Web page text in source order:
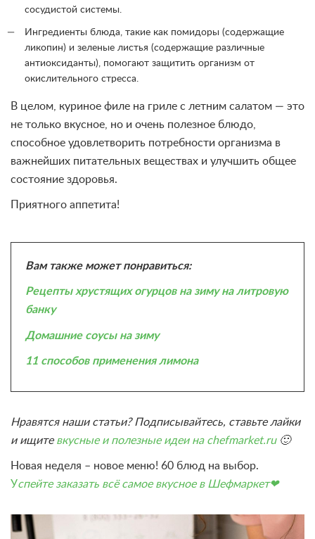
сосудистой системы.
Ингредиенты блюда, такие как помидоры (содержащие
ликопин) и зеленые листья (содержащие различные
антиоксиданты), помогают защитить организм от
окислительного стресса.
В целом, куриное филе на гриле с летним салатом — это
не только вкусное, но и очень полезное блюдо,
способное удовлетворить потребности организма в
важнейших питательных веществах и улучшить общее
состояние здоровья.
Приятного аппетита!
Вам также может понравиться:
Рецепты хрустящих огурцов на зиму на литровую
банку
Домашние соусы на зиму
11 способов применения лимона
Нравятся наши статьи? Подписывайтесь, ставьте лайки
и ищите вкусные и полезные идеи на chefmarket.ru 🙂
Новая неделя – новое меню! 60 блюд на выбор.
Успейте заказать всё самое вкусное в Шефмаркет❤